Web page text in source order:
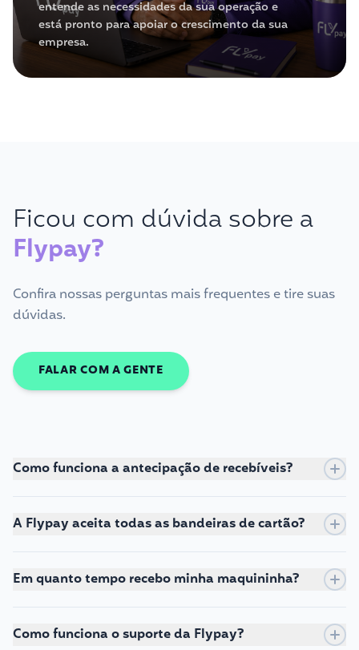
entende as necessidades da sua operação e
está pronto para apoiar o crescimento da sua
empresa.
Ficou com dúvida sobre a
Flypay?
Confira nossas perguntas mais frequentes e tire suas
dúvidas.
FALAR COM A GENTE
Como funciona a antecipação de recebíveis?
A Flypay aceita todas as bandeiras de cartão?
Em quanto tempo recebo minha maquininha?
Como funciona o suporte da Flypay?